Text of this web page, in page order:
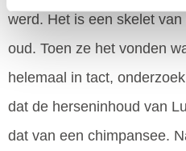
werd. Het is een skelet
oud. Toen ze het vonden
helemaal in tact,
dat de herseninhoud van
dat van een chimpansee.